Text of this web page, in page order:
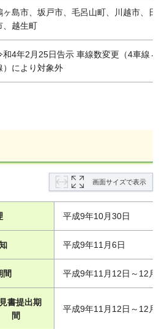
ヶ島市、坂戸市、毛呂山町、川越市、日
、越生町
和4年2月25日告示 車線数変更（4車線
）により対象外
画面サイズで表示
平成9年10月30日
平成9年11月6日
間 平成9年11月12日～12
書提出期
間
平成9年11月12日～12